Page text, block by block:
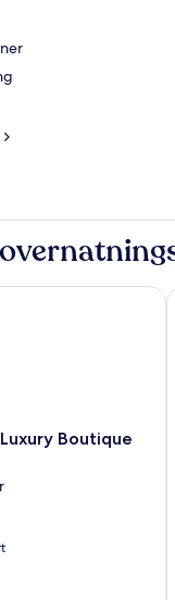
Boutique
Boutique Hotel